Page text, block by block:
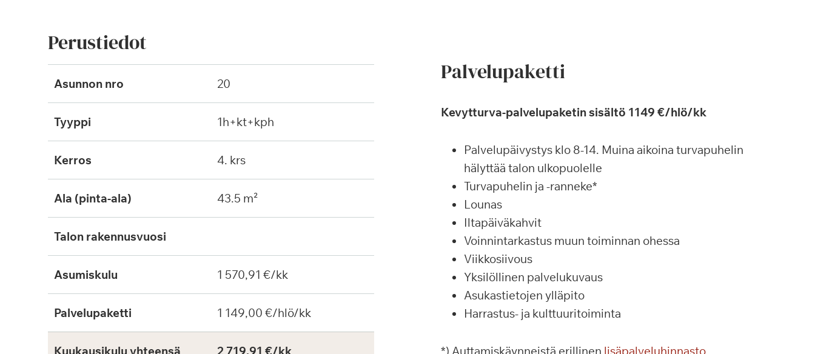
Perustiedot
Asunnon nro 20
Tyyppi 1h+kt+kph
Kerros 4. krs
Ala (pinta-ala) 43.5 m²
Talon rakennusvuosi
Asumiskulu 1 570,91 €/kk
Palvelupaketti 1 149,00 €/hlö/kk
Kuukausikulu yhteensä 2 719,91 €/kk
Palvelupaketti
Kevytturva-palvelupaketin sisältö 1149 €/hlö/kk
Palvelupäivystys klo 8-14. Muina aikoina turvapuhelin
hälyttää talon ulkopuolelle
Turvapuhelin ja -ranneke*
Lounas
Iltapäiväkahvit
Voinnintarkastus muun toiminnan ohessa
Viikkosiivous
Yksilöllinen palvelukuvaus
Asukastietojen ylläpito
Harrastus- ja kulttuuritoiminta
*) Auttamiskäynneistä erillinen lisäpalveluhinnasto